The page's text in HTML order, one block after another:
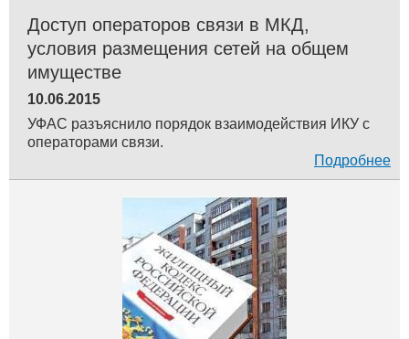
Доступ операторов связи в МКД,
условия размещения сетей на общем
имуществе
10.06.2015
УФАС разъяснило порядок взаимодействия ИКУ с
операторами связи.
Подробнее